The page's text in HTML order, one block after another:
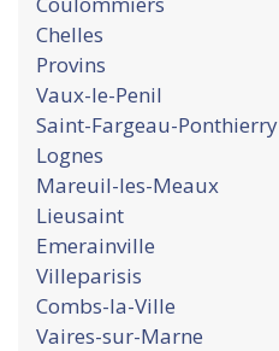
Chelles
Provins
Vaux-le-Penil
Saint-Fargeau-Ponthierry
Lognes
Mareuil-les-Meaux
Lieusaint
Emerainville
Villeparisis
Combs-la-Ville
Vaires-sur-Marne